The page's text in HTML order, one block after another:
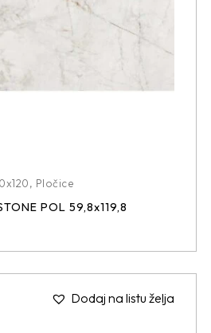
, Pločice
POL 59,8x119,8
Dodaj na listu želja